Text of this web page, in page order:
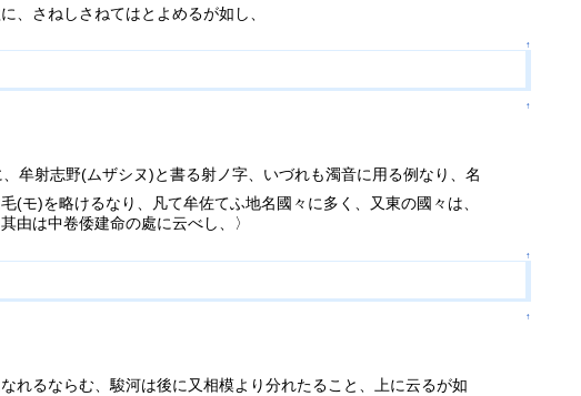
、さねしさねてはとよめるが如し、
↑
↑
牟射志野(ムザシヌ)と書る射ノ字、いづれも濁音に用る例なり、名
モ)を略けるなり、凡て牟佐てふ地名國々に多く、又東の國々は、
由は中卷倭建命の處に云べし、〉
↑
↑
れるならむ、駿河は後に又相模より分れたること、上に云るが如